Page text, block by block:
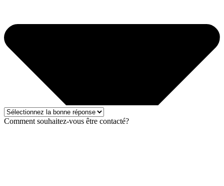
Comment souhaitez-vous être contacté?